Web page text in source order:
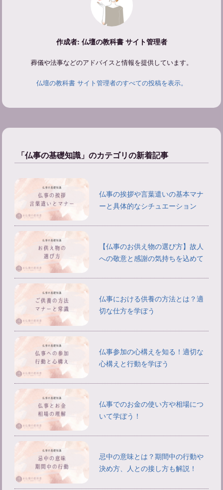
作成者: 仏壇の教科書 サイト管理者
葬儀や法事などのアドバイスと情報を提供しています。
仏壇の教科書 サイト管理者のすべての投稿を表示。
「仏事の基礎知識」のカテゴリの新着記事
仏事の挨拶や言葉遣いの基本マナ
ーと具体的なシチュエーション
【仏事のお供え物の選び方】故人
への敬意と感謝の気持ちを込めて
仏事における供養の方法とは？適
切な仕方を学ぼう
仏事参加の心構えを知る！適切な
心構えと行動を学ぼう
仏事でのお金の使い方や相場につ
いて学ぼう！
忌中の意味とは？期間中の行動や
決め方、人との接し方も解説！